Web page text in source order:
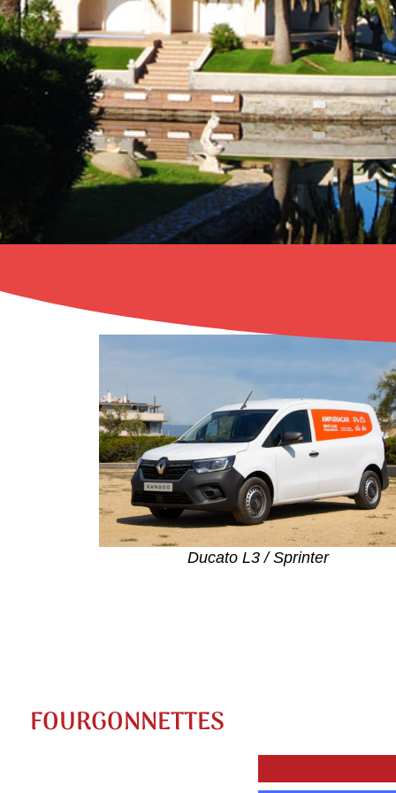
Ducato L3 / Sprinter
FOURGONNETTES